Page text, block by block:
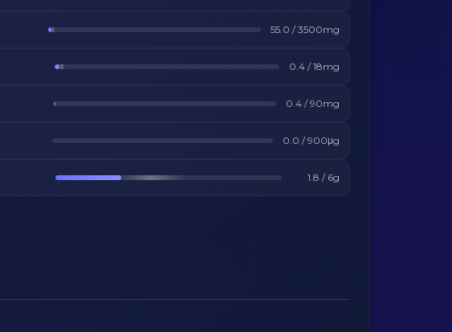
55.0 /3500mg
0.4 /18mg
0.4 /90mg
0.0 /900μg
1.8 / 6g